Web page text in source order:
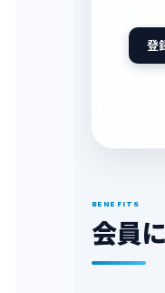
登
BENEFITS
会員